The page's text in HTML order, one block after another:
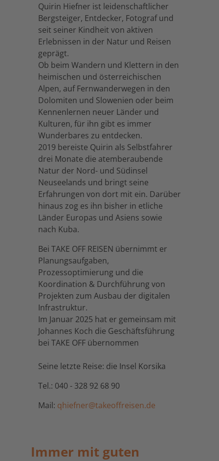
Quirin Hiefner ist leidenschaftlicher
Bergsteiger, Entdecker, Fotograf und
seit seiner Kindheit von aktiven
Erlebnissen in der Natur und Reisen
geprägt.
Ob beim Wandern und Klettern in den
heimischen und österreichischen
Alpen, auf Fernwanderwegen in den
Dolomiten und Slowenien oder beim
Kennenlernen neuer Länder und
Kulturen, für ihn gibt es immer
Wunderbares zu entdecken.
2019 bereiste Quirin als Selbstfahrer
drei Monate die atemberaubende
Natur der Nord- und Südinsel
Neuseelands und bringt seine
Erfahrungen von dort mit ein. Darüber
hinaus zog es ihn bisher in etliche
Länder Europas und Asiens sowie
nach Kuba.
Bei TAKE OFF REISEN übernimmt er
Planungsaufgaben,
Prozessoptimierung und die
Koordination & Durchführung von
Projekten zum Ausbau der digitalen
Infrastruktur.
Im Januar 2025 hat er gemeinsam mit
Johannes Koch die Geschäftsführung
bei TAKE OFF übernommen
Seine letzte Reise: die Insel Korsika
Tel.: 040 - 328 92 68 90
Mail: qhiefner@takeoffreisen.de
Immer mit guten